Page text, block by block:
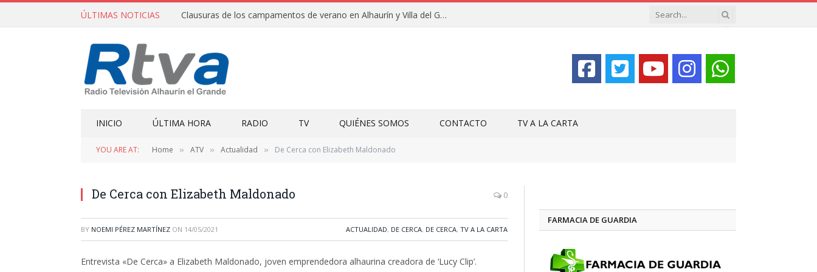
ÚLTIMAS NOTICIAS Clausuras de los campamentos de verano en Alhaurín y Villa del Guadalhorce 2026
INICIO ÚLTIMA HORA RADIO TV QUIÉNES SOMOS CONTACTO TV A LA CARTA
YOU ARE AT: Home » ATV » Actualidad » De Cerca con Elizabeth Maldonado
De Cerca con Elizabeth Maldonado 0
BY NOEMI PÉREZ MARTÍNEZ ON 14/05/2021 ACTUALIDAD, DE CERCA, DE CERCA, TV A LA CARTA
Entrevista «De Cerca» a Elizabeth Maldonado, joven emprendedora alhaurina creadora de ‘Lucy Clip’.
FARMACIA DE GUARDIA